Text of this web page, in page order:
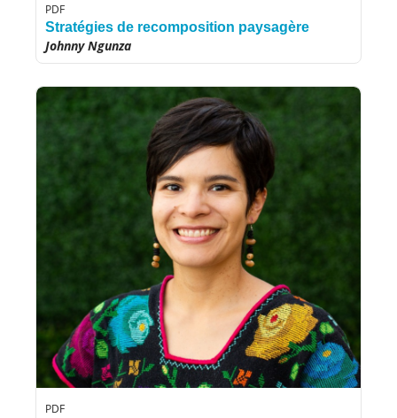
PDF
Stratégies de recomposition paysagère
Johnny Ngunza
PDF